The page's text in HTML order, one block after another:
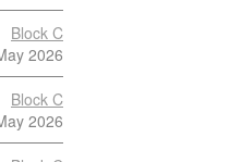
Block C
2026
Block C
2026